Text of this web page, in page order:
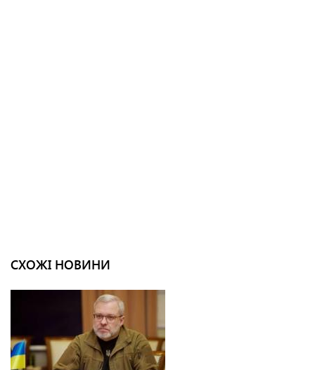
СХОЖІ НОВИНИ